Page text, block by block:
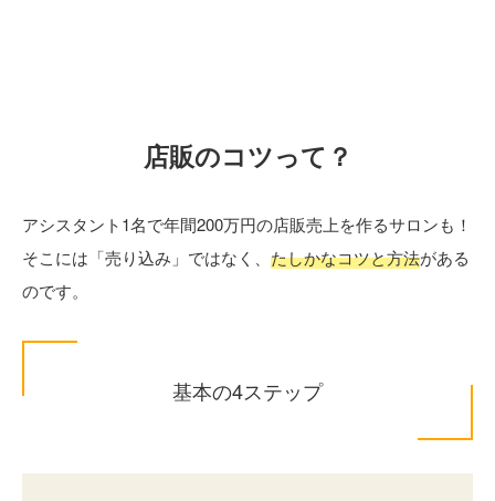
店販のコツって？
アシスタント1名で年間200万円の店販売上を作るサロンも！
そこには「売り込み」ではなく、 たしかなコツと方法がある
のです。
基本の4ステップ